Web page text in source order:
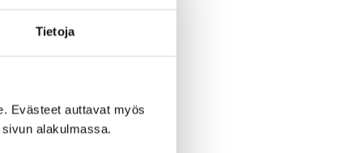
Tietoja
Evästeet auttavat myös
alakulmassa.